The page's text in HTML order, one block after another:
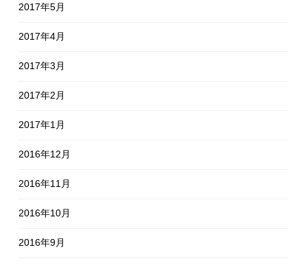
2017年5月
2017年4月
2017年3月
2017年2月
2017年1月
2016年12月
2016年11月
2016年10月
2016年9月